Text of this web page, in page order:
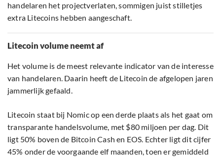
handelaren het projectverlaten, sommigen juist stilletjes
extra Litecoins hebben aangeschaft.
Litecoin volume neemt af
Het volume is de meest relevante indicator van de interesse
van handelaren. Daarin heeft de Litecoin de afgelopen jaren
jammerlijk gefaald.
Litecoin staat bij Nomic op een derde plaats als het gaat om
transparante handelsvolume, met $80 miljoen per dag. Dit
ligt 50% boven de Bitcoin Cash en EOS. Echter ligt dit cijfer
45% onder de voorgaande elf maanden, toen er gemiddeld